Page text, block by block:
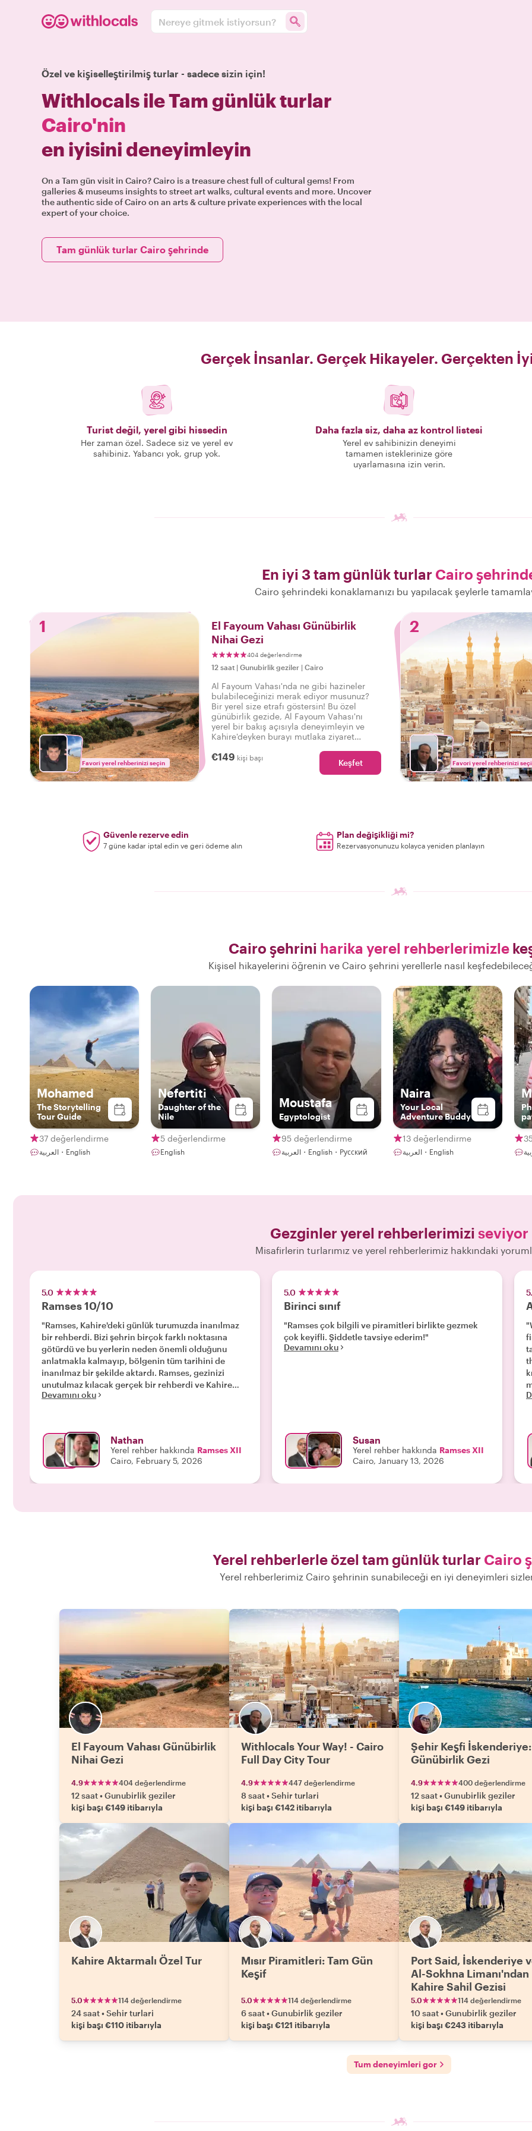
Nereye gitmek istiyorsun?
Özel ve kişiselleştirilmiş turlar - sadece sizin için!
Withlocals ile Tam günlük turlar
Cairo'nin
en iyisini deneyimleyin
On a Tam gün visit in Cairo? Cairo is a treasure chest full of cultural gems! From
galleries & museums insights to street art walks, cultural events and more. Uncover
the authentic side of Cairo on an arts & culture private experiences with the local
expert of your choice.
Tam günlük turlar Cairo şehrinde
Gerçek İnsanlar. Gerçek Hikayeler. Gerçekten
Turist değil, yerel gibi hissedin
Her zaman özel. Sadece siz ve yerel ev
sahibiniz. Yabancı yok, grup yok.
Daha fazla siz, daha az kontrol listesi
Yerel ev sahibinizin deneyimi
tamamen isteklerinize göre
uyarlamasına izin verin.
En iyi 3 tam günlük turlar Cairo
Cairo şehrindeki konaklamanızı bu yapılacak şeylerle
1
Favori yerel rehberinizi seçin
El Fayoum Vahası Günübirlik
Nihai Gezi
404 değerlendirme
12 saat | Gunubirlik geziler | Cairo
Al Fayoum Vahası'nda ne gibi hazineler
bulabileceğinizi merak ediyor musunuz?
Bir yerel size etrafı göstersin! Bu özel
günübirlik gezide, Al Fayoum Vahası'nı
yerel bir bakış açısıyla deneyimleyin ve
Kahire'deyken burayı mutlaka ziyaret
hikayeleri ve eşsiz detayları öğrenin.
€149 kişi başı Keşfet
2
Favori yerel rehberinizi
Güvenle rezerve edin
7 güne kadar iptal edin ve geri ödeme alın
Plan değişikliği mi?
Rezervasyonunuzu kolayca yeniden planlayın
Cairo şehrini harika yerel rehberlerimizle
Kişisel hikayelerini öğrenin ve Cairo şehrini yerellerle nasıl
Mohamed
The Storytelling
Tour Guide
37 değerlendirme
العربية・English
Nefertiti
Daughter of the
Nile
5 değerlendirme
English
Moustafa
Egyptologist
95 değerlendirme
العربية・English・Русский
Naira
Your Local
Adventure Buddy
13 değerlendirme
العربية・English
Gezginler yerel rehberlerimizi seviyor
Misafirlerin turlarımız ve yerel rehberlerimiz hakkındaki
5.0
Ramses 10/10
"Ramses, Kahire'deki günlük turumuzda inanılmaz
bir rehberdi. Bizi şehrin birçok farklı noktasına
götürdü ve bu yerlerin neden önemli olduğunu
anlatmakla kalmayıp, bölgenin tüm tarihini de
inanılmaz bir şekilde aktardı. Ramses, gezinizi
unutulmaz kılacak gerçek bir rehberdi ve Kahire
geziniz için onu şiddetle tavsiye ediyoruz. "
Devamını oku
Nathan
Yerel rehber hakkında Ramses XII
Cairo, February 5, 2026
5.0
Birinci sınıf
"Ramses çok bilgili ve piramitleri birlikte gezmek
çok keyifli. Şiddetle tavsiye ederim!"
Devamını oku
Susan
Yerel rehber hakkında Ramses XII
Cairo, January 13, 2026
Yerel rehberlerle özel tam günlük turlar Cairo
Yerel rehberlerimiz Cairo şehrinin sunabileceği en iyi deneyimleri
El Fayoum Vahası Günübirlik
Nihai Gezi
4.9 404 değerlendirme
12 saat•Gunubirlik geziler
kişi başı €149 itibarıyla
Withlocals Your Way! - Cairo
Full Day City Tour
4.9 447 değerlendirme
8 saat•Sehir turlari
kişi başı €142 itibarıyla
Şehir Keşfi İskenderiye:
Günübirlik Gezi
4.9 400 değerlendirme
12 saat•Gunubirlik geziler
kişi başı €149 itibarıyla
Kahire Aktarmalı Özel Tur
5.0 114 değerlendirme
24 saat•Sehir turlari
kişi başı €110 itibarıyla
Mısır Piramitleri: Tam Gün
Keşif
5.0 114 değerlendirme
6 saat•Gunubirlik geziler
kişi başı €121 itibarıyla
Port Said, İskenderiye
Al-Sokhna Limanı'ndan
Kahire Sahil Gezisi
5.0 114 değerlendirme
10 saat•Gunubirlik geziler
kişi başı €243 itibarıyla
Tum deneyimleri gor